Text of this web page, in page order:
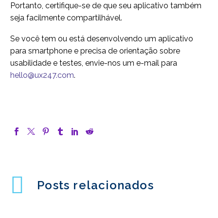
Portanto, certifique-se de que seu aplicativo também
seja facilmente compartilhável.
Se você tem ou está desenvolvendo um aplicativo
para smartphone e precisa de orientação sobre
usabilidade e testes, envie-nos um e-mail para
hello@ux247.com.
Posts relacionados